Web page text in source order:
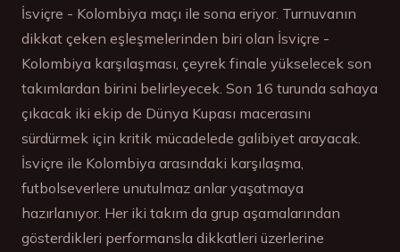
İsviçre - Kolombiya maçı ile sona eriyor. Turnuvanın
dikkat çeken eşleşmelerinden biri olan İsviçre -
Kolombiya karşılaşması, çeyrek finale yükselecek son
takımlardan birini belirleyecek. Son 16 turunda sahaya
çıkacak iki ekip de Dünya Kupası macerasını
sürdürmek için kritik mücadelede galibiyet arayacak.
İsviçre ile Kolombiya arasındaki karşılaşma,
futbolseverlere unutulmaz anlar yaşatmaya
hazırlanıyor. Her iki takım da grup aşamalarından
gösterdikleri performansla dikkatleri üzerlerine